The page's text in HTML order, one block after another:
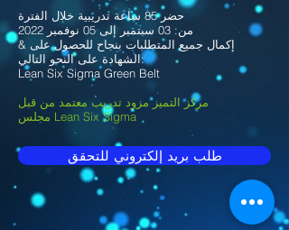
حضر 85 ساعة تدريبية خلال الفترة
من: 03 سبتمبر إلى 05 نوفمبر 2022
& إكمال جميع المتطلبات بنجاح للحصول على
الشهادة على النحو التالي:
Lean Six Sigma Green Belt
مركز التميز مزود تدريب معتمد من قبل
مجلس Lean Six Sigma
طلب بريد إلكتروني للتحقق